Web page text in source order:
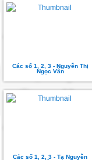
Các số 1, 2, 3 - Nguyễn Thị
Ngọc Vân
Các số 1, 2, 3 - Tạ Nguyễn